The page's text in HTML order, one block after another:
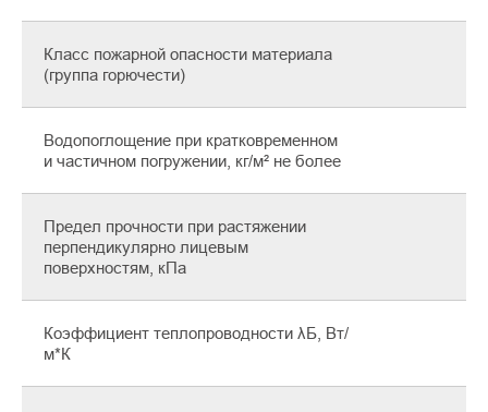
Класс пожарной опасности материала
(группа горючести)
Водопоглощение при кратковременном
и частичном погружении, кг/м² не более
Предел прочности при растяжении
перпендикулярно лицевым
поверхностям, кПа
Коэффициент теплопроводности λБ, Вт/
м*К